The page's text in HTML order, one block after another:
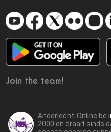
Join the team!
Anderlecht-Online.be
2000 en draait sinds